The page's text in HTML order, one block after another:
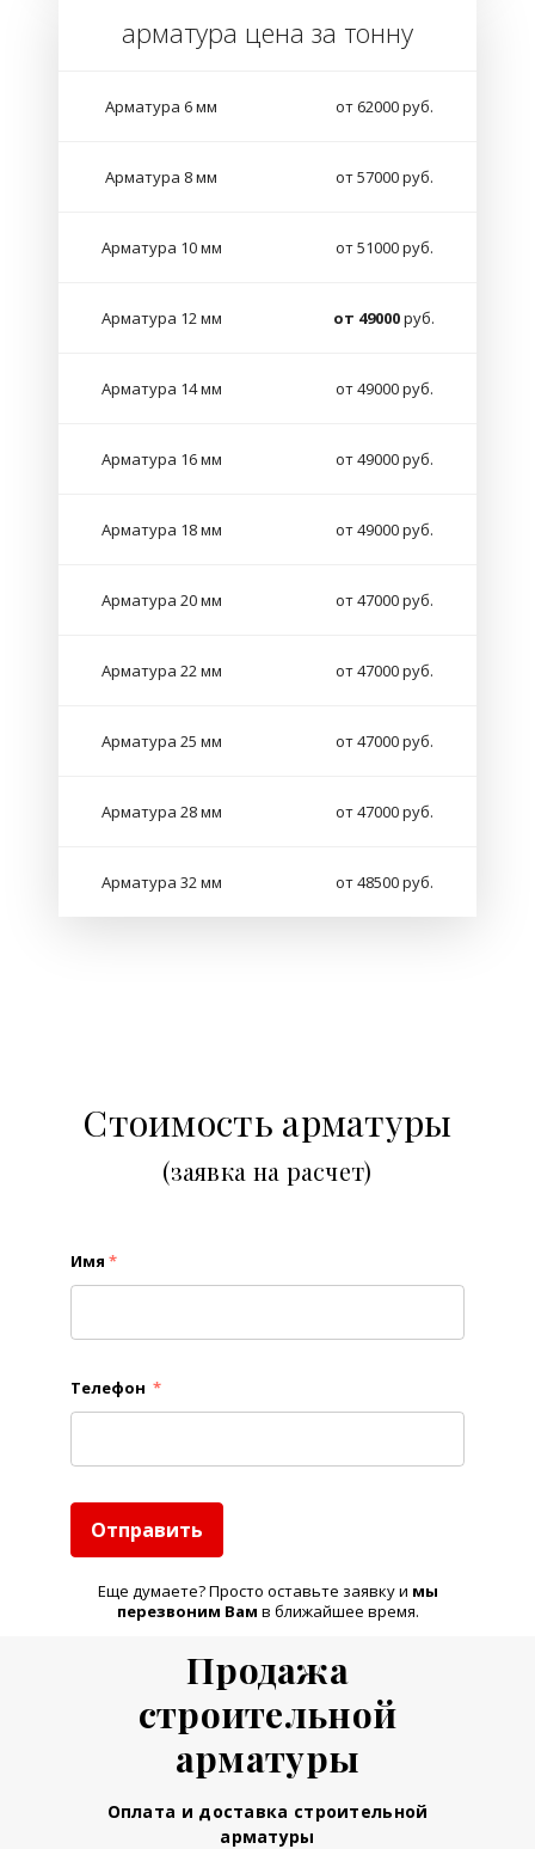
арматура цена за тонну
Арматура 6 мм от 62000 руб.
Арматура 8 мм от 57000 руб.
Арматура 10 мм от 51000 руб.
Арматура 12 мм от 49000руб.
Арматура 14 мм от 49000 руб.
Арматура 16 мм от 49000 руб.
Арматура 18 мм от 49000 руб.
Арматура 20 мм от 47000 руб.
Арматура 22 мм от 47000 руб.
Арматура 25 мм от 47000 руб.
Арматура 28 мм от 47000 руб.
Арматура 32 мм от 48500 руб.
Стоимость арматуры
(заявка на расчет)
Имя *
Телефон *
Отправить
Еще думаете? Просто оставьте заявку и мы
перезвоним Вам в ближайшее время.
Продажа
строительной
арматуры
Оплата и доставка строительной
арматуры